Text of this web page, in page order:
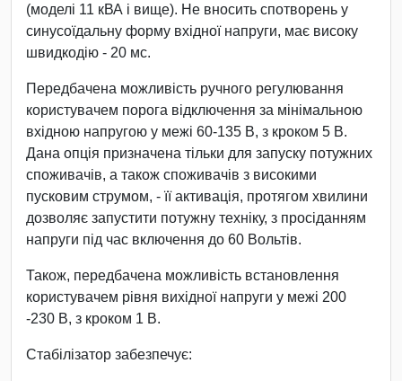
(моделі 11 кВА і вище). Не вносить спотворень у
синусоїдальну форму вхідної напруги, має високу
швидкодію - 20 мс.
Передбачена можливість ручного регулювання
користувачем порога відключення за мінімальною
вхідною напругою у межі 60-135 В, з кроком 5 В.
Дана опція призначена тільки для запуску потужних
споживачів, а також споживачів з високими
пусковим струмом, - її активація, протягом хвилини
дозволяє запустити потужну техніку, з просіданням
напруги під час включення до 60 Вольтів.
Також, передбачена можливість встановлення
користувачем рівня вихідної напруги у межі 200
-230 В, з кроком 1 В.
Стабілізатор забезпечує: